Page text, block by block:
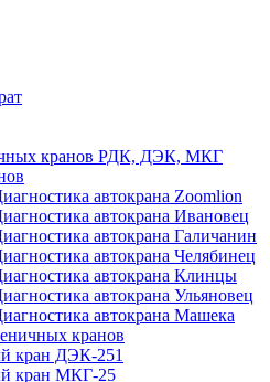
кранов РДК, ДЭК, МКГ
автокрана Zoomlion
автокрана Ивановец
автокрана Галичанин
автокрана Челябинец
автокрана Клинцы
автокрана Ульяновец
автокрана Машека
кранов
кран ДЭК-251
кран МКГ-25